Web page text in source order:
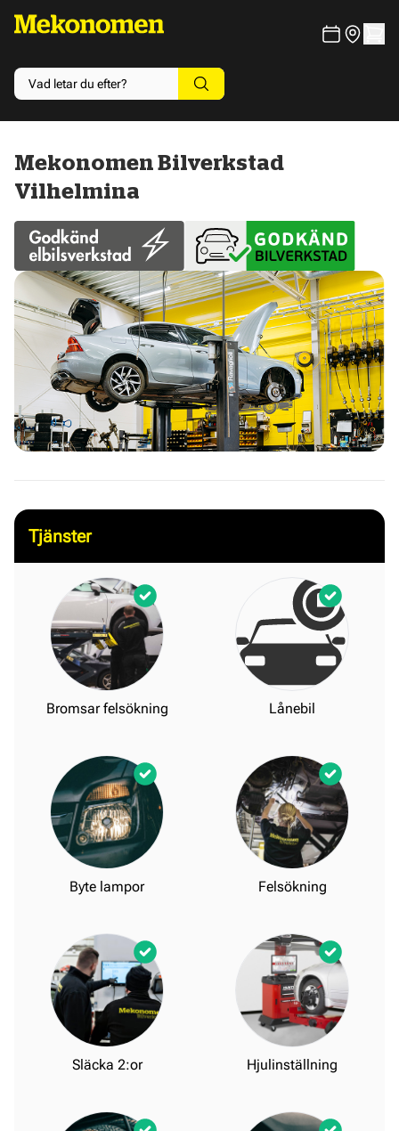
Mekonomen Bilverkstad
Vilhelmina
Tjänster
Bromsar felsökning Lånebil
Byte lampor Felsökning
Släcka 2:or Hjulinställning